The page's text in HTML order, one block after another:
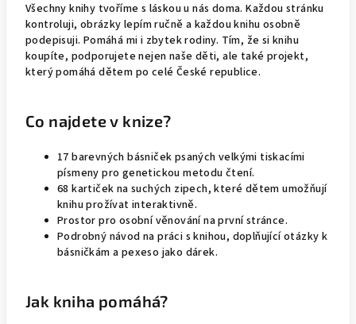
Všechny knihy tvoříme s láskou u nás doma. Každou stránku
kontroluji, obrázky lepím ručně a každou knihu osobně
podepisuji. Pomáhá mi i zbytek rodiny. Tím, že si knihu
koupíte, podporujete nejen naše děti, ale také projekt,
který pomáhá dětem po celé České republice.
Co najdete v knize?
17 barevných básniček psaných velkými tiskacími
písmeny pro genetickou metodu čtení.
68 kartiček na suchých zipech, které dětem umožňují
knihu prožívat interaktivně.
Prostor pro osobní věnování na první stránce.
Podrobný návod na práci s knihou, doplňující otázky k
básničkám a pexeso jako dárek.
Jak kniha pomáhá?